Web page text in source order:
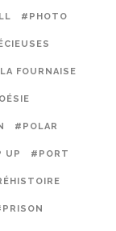
#PHOTO
FOURNAISE
#POLAR
UP #PORT